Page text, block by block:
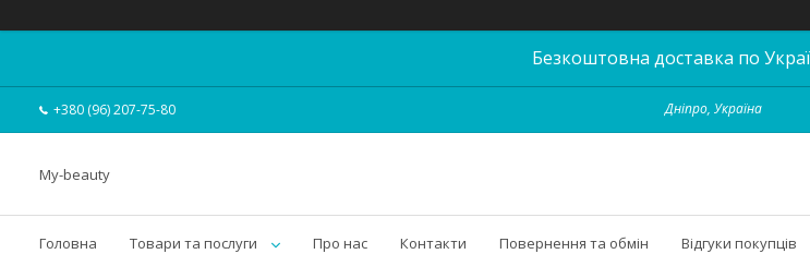
Безкоштовна доставка по
+380 (96) 207-75-80 Дніпро, Україна
My-beauty
Головна Товари та послуги Про нас Контакти Повернення та обмін Відгуки покупців